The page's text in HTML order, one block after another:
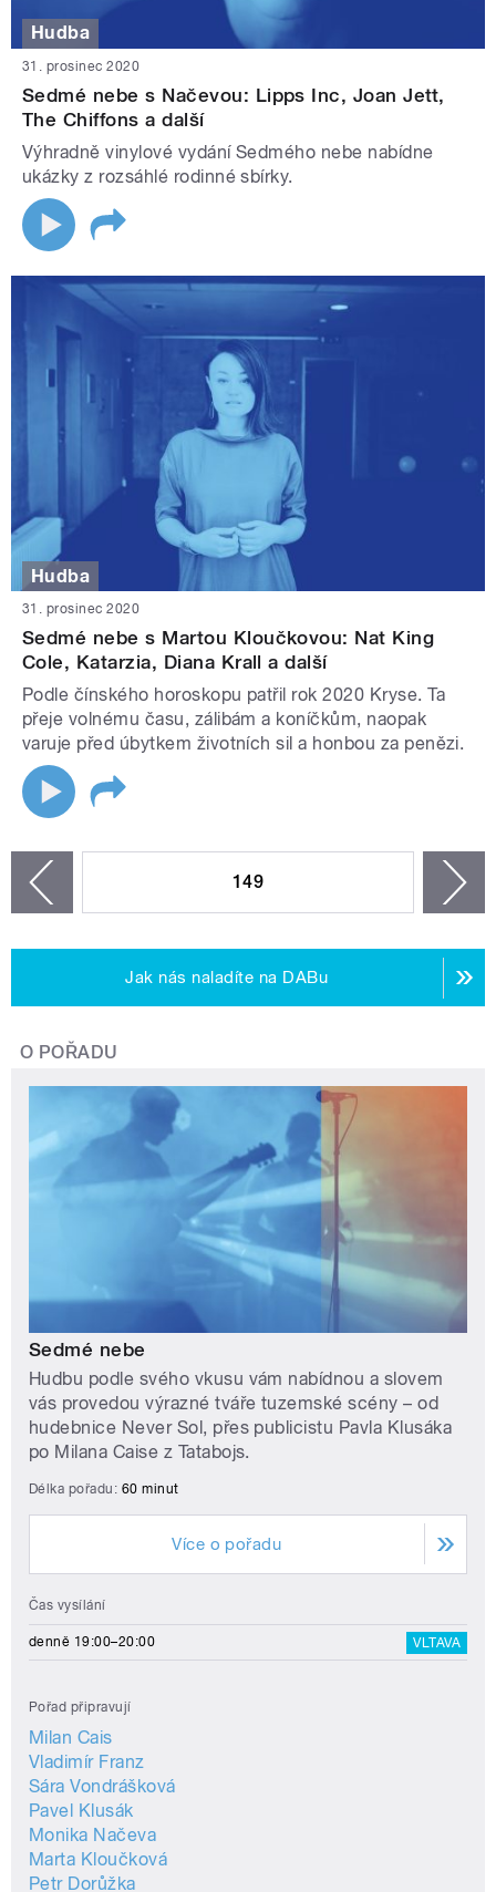
Hudba
31. prosinec 2020
Sedmé nebe s Načevou: Lipps Inc, Joan Jett,
The Chiffons a další
Výhradně vinylové vydání Sedmého nebe nabídne
ukázky z rozsáhlé rodinné sbírky.
Hudba
31. prosinec 2020
Sedmé nebe s Martou Kloučkovou: Nat King
Cole, Katarzia, Diana Krall a další
Podle čínského horoskopu patřil rok 2020 Kryse. Ta
přeje volnému času, zálibám a koníčkům, naopak
varuje před úbytkem životních sil a honbou za penězi.
149
Jak nás naladíte na DABu
O POŘADU
Sedmé nebe
Hudbu podle svého vkusu vám nabídnou a slovem
vás provedou výrazné tváře tuzemské scény – od
hudebnice Never Sol, přes publicistu Pavla Klusáka
po Milana Caise z Tatabojs.
Délka pořadu: 60 minut
Více o pořadu
Čas vysílání
denně 19:00–20:00 VLTAVA
Pořad připravují
Milan Cais
Vladimír Franz
Sára Vondrášková
Pavel Klusák
Monika Načeva
Marta Kloučková
Petr Dorůžka